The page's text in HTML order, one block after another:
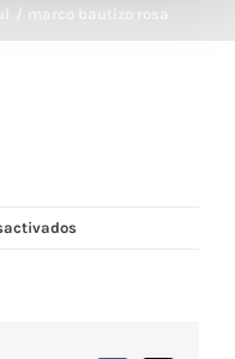
marco bautizo rosa